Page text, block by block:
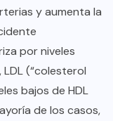
y aumenta la
por niveles
(“colesterol
bajos de HDL
de los casos,